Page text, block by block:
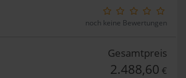
noch keine Bewertungen
Gesamtpreis
2.488,60 €